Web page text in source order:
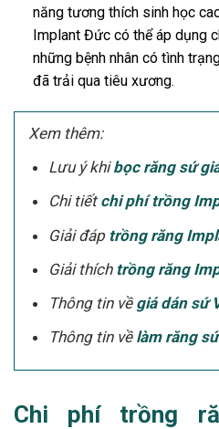
năng tương thích sinh học
Implant Đức có thể áp dụng
những bệnh nhân có tình
đã trải qua tiêu xương.
Xem thêm:
Lưu ý khibọc răng sứ
Chi tiết chi phí trồng
Giải đáp trồng răng
Giải thích trồng răng
Thông tin về giá dán sứ
Thông tin về làm răng
Chi phí trồng